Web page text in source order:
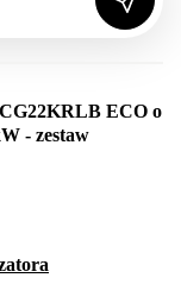
ECO o
- zestaw